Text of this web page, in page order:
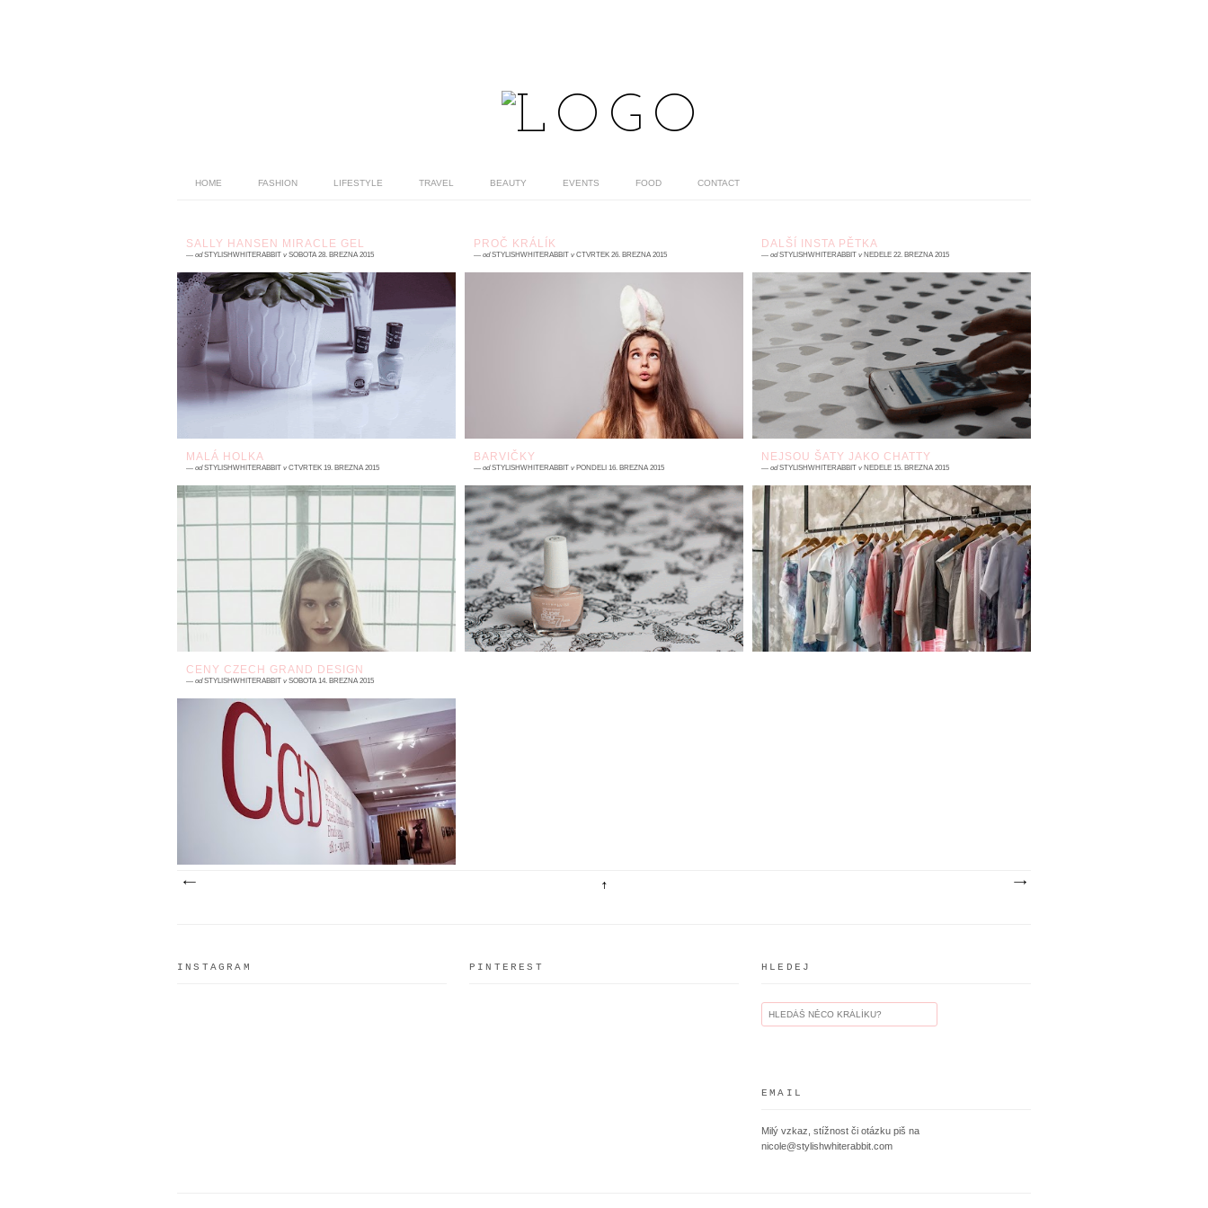
HOME FASHION LIFESTYLE TRAVEL BEAUTY EVENTS FOOD CONTACT
SALLY HANSEN MIRACLE GEL
— odSTYLISHWHITERABBIT v SOBOTA 28. BŘEZNA 2015
3 komentářů
Něco málo o svých nehtech jsem už
pověděla. Půl roku jsem měla gelové nehty,
bylo to krásné, nenáročné, praktické. O
nehty jsem se vů...
PROČ KRÁLÍK
— odSTYLISHWHITERABBIT v ČTVRTEK 26. BŘEZNA 2015
Je čas! Myslím, že právě teď a tady je ten
správný čas vám povědět, proč králík. Proč
mám uši králičí a ne třeba kočičí. Proč tlapky
DALŠÍ INSTA PĚTKA
— odSTYLISHWHITERABBIT v NEDĚLE 22. BŘEZNA 2015
0 komentářů
Králík doufá, že nikomu z vás neunikl první
článek o tom, koho na instagramu sledovat.
A že už těch pět vyvolených sledujete,
protože pr...
MALÁ HOLKA
— odSTYLISHWHITERABBIT v ČTVRTEK 19. BŘEZNA 2015
První setkání. Nesmělý pohled z očí do očí,
já plna očekávání a žhavá nedočkavostí,
úsměv, pevný stisk rukou. Ráda poznávám
BARVIČKY
— odSTYLISHWHITERABBIT v PONDĚLÍ 16. BŘEZNA 2015
3 komentářů
Už několik článků králík věnoval barvám a
lakům, že? Tenhle je o celé jeho barevné
sbírce. Třeba se inspirujete, třeba vás odradí.
Jak jste...
NEJSOU ŠATY JAKO CHATTY
— odSTYLISHWHITERABBIT v NEDĚLE 15. BŘEZNA 2015
2 komentářů
Zahájení prodeje kolekce SS2015
Protected Landscape v butiku Chatty jsem si
nemohla nechat ujít. Chatty , to je něco, s
čím se ztotožn...
CENY CZECH GRAND DESIGN
— odSTYLISHWHITERABBIT v SOBOTA 14. BŘEZNA 2015
2 komentářů
Češi toho mají hodně co ukázat. Když
opomeneme tak trochu víc nešťastnou volbu
hlavy státu, sem tam nějaké ty skandály a
tunel Blanka. Tak...
INSTAGRAM PINTEREST HLEDEJ
EMAIL
Milý vzkaz, stížnost či otázku piš na
nicole@stylishwhiterabbit.com